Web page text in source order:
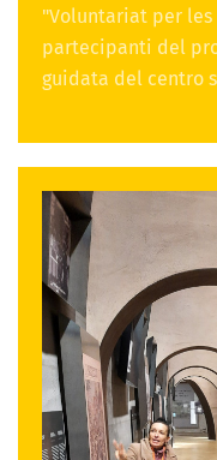
"Voluntariat per
partecipanti del
guidata del centro